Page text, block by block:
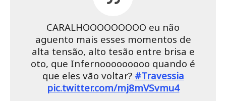
CARALHOOOOOOOOO eu não
aguento mais esses momentos de
alta tensão, alto tesão entre brisa e
oto, que Infernooooooooo quando é
que eles vão voltar? #Travessia
pic.twitter.com/mj8mVSvmu4